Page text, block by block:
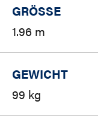
GRÖSSE
1.96 m
GEWICHT
99 kg